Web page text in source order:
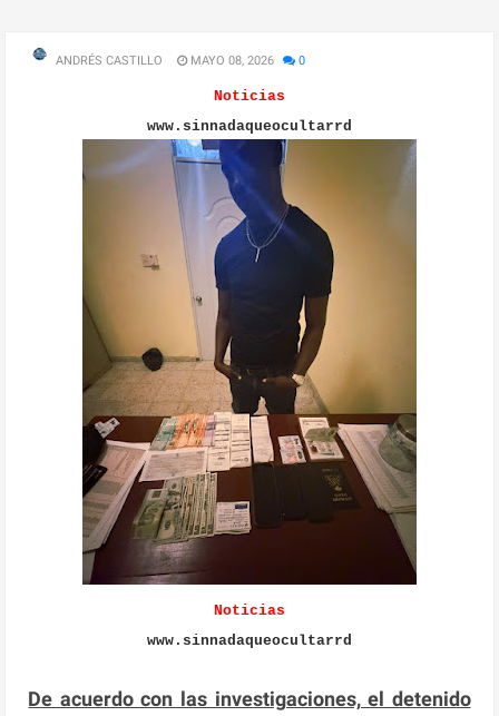
ANDRÉS CASTILLO MAYO 08, 2026 0
Noticias
www.sinnadaqueocultarrd
Noticias
www.sinnadaqueocultarrd
De acuerdo con las investigaciones, el detenido